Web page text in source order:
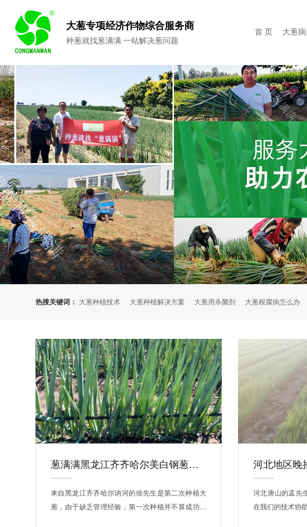
大葱专项经济作物综合服务商
种葱就找葱满满 一站解决葱问题
首 页 大葱
热搜关键词： 大葱种植技术 大葱种植解决方案 大葱用杀菌剂 大葱根腐病怎么办
葱满满黑龙江齐齐哈尔美白钢葱大规模种植案例
来自黑龙江齐齐哈尔讷河的徐先生是第二次种植大
葱，由于缺乏管理经验，第一次种植并不算成功，
河北地区晚
河北唐山的孟先
在我们的技术协